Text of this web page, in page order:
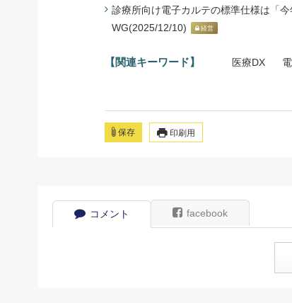
診療所向け電子カルテの標準仕様は「
WG(2025/12/10)
経営
【関連キーワード】 医療DX
保存 印刷用
コメント facebook